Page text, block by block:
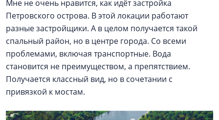
Мне не очень нравится, как идёт застройка
Петровского острова. В этой локации работают
разные застройщики. А в целом получается такой
спальный район, но в центре города. Со всеми
проблемами, включая транспортные. Вода
становится не преимуществом, а препятствием.
Получается классный вид, но в сочетании с
привязкой к мостам.